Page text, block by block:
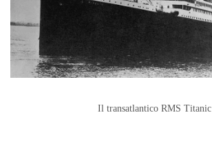
Il transatlantico RMS Titanic